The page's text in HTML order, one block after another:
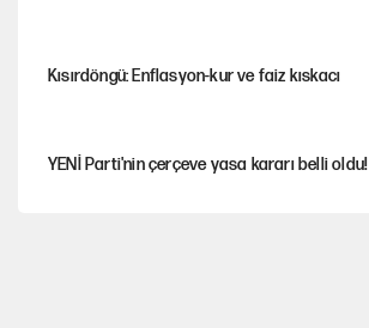
Kısırdöngü: Enflasyon-kur ve faiz kıskacı
YENİ Parti'nin çerçeve yasa kararı belli oldu!